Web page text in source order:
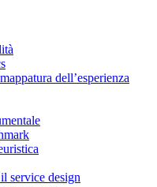
dell’esperienza
service design